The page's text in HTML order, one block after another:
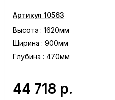
Артикул 10563
Высота : 1620мм
Ширина : 900мм
Глубина : 470мм
44 718 р.